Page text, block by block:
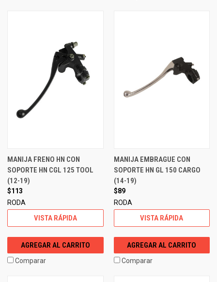
MANIJA FRENO HN CON
SOPORTE HN CGL 125 TOOL
(12-19)
$113
RODA
VISTA RÁPIDA
AGREGAR AL CARRITO
Comparar
MANIJA EMBRAGUE CON
SOPORTE HN GL 150 CARGO
(14-19)
$89
RODA
VISTA RÁPIDA
AGREGAR AL CARRITO
Comparar